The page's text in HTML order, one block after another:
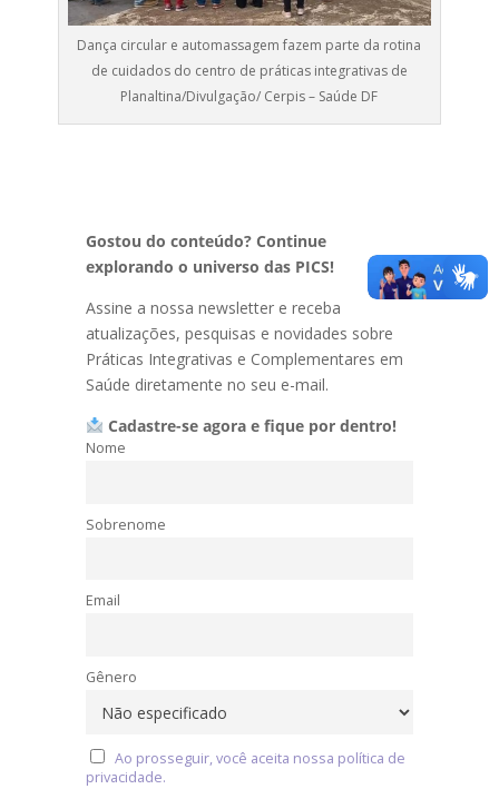
Dança circular e automassagem fazem parte da rotina
de cuidados do centro de práticas integrativas de
Planaltina/Divulgação/ Cerpis – Saúde DF
Gostou do conteúdo? Continue
explorando o universo das PICS!
Assine a nossa newsletter e receba
atualizações, pesquisas e novidades sobre
Práticas Integrativas e Complementares em
Saúde diretamente no seu e-mail.
Cadastre-se agora e fique por dentro!
Nome
Sobrenome
Email
Gênero
Ao prosseguir, você aceita nossa política de
privacidade.